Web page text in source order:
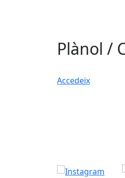
Plànol /
Accedeix